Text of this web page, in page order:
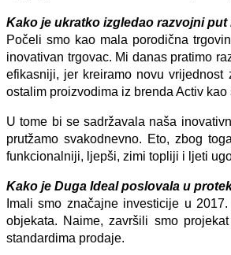
Kako je ukratko izgledao razvojni
Počeli smo kao mala porodična
inovativan trgovac. Mi danas pratimo
efikasniji, jer kreiramo novu
ostalim proizvodima iz brenda Activ
U tome bi se sadržavala naša
prutžamo svakodnevno. Eto, zbog
funkcionalniji, ljepši, zimi topliji i ljeti
Kako je Duga Ideal poslovala u
Imali smo značajne investicije u
objekata. Naime, završili smo
standardima prodaje.